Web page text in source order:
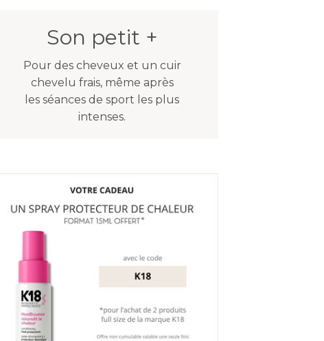
Son petit +
Pour des cheveux et un cuir
chevelu frais, même après
les séances de sport les plus
intenses.